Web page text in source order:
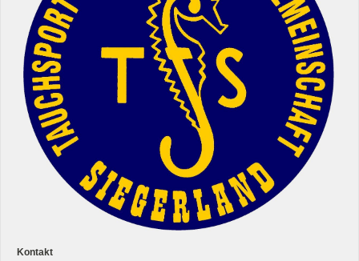
Kontakt